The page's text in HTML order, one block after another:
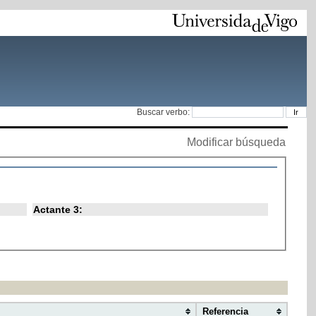
Buscar verbo:
Modificar búsqueda
Actante 3:
Referencia